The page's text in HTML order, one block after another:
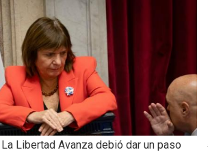
La Libertad Avanza debió dar un paso